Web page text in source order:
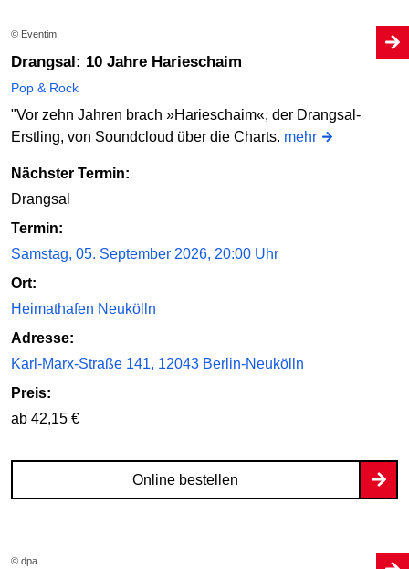
© Eventim
Drangsal: 10 Jahre Harieschaim
Pop & Rock
"Vor zehn Jahren brach »Harieschaim«, der Drangsal-
Erstling, von Soundcloud über die Charts. mehr
Nächster Termin:
Drangsal
Termin:
Samstag, 05. September 2026, 20:00 Uhr
Ort:
Heimathafen Neukölln
Adresse:
Karl-Marx-Straße 141, 12043 Berlin-Neukölln
Preis:
ab 42,15 €
Online bestellen
© dpa